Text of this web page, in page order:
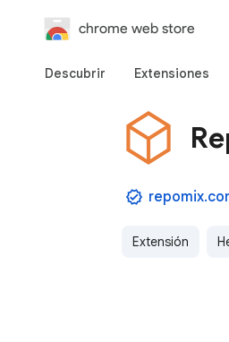
chrome web store
Descubrir Extensiones
Extensión